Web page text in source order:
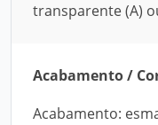
transparente (A)
Acabamento /
Acabamento: